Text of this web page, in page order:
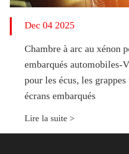
Dec 04 2025
Chambre à arc au xénon
embarqués automobiles-
pour les écus, les
écrans embarqués
Lire la suite >